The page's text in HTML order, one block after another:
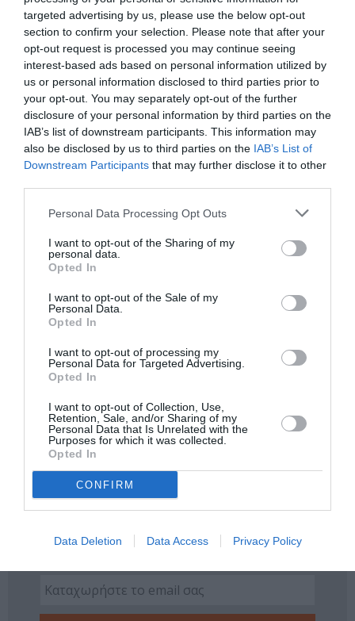
targeted advertising by us, please use the below opt-out
section to confirm your selection. Please note that after your
opt-out request is processed you may continue seeing
interest-based ads based on personal information utilized by
us or personal information disclosed to third parties prior to
your opt-out. You may separately opt-out of the further
disclosure of your personal information by third parties on the
IAB’s list of downstream participants. This information may
also be disclosed by us to third parties on the IAB’s List of
Downstream Participants that may further disclose it to other
Personal Data Processing Opt Outs
I want to opt-out of the Sharing of my
personal data.
Opted In
I want to opt-out of the Sale of my
Personal Data.
Opted In
I want to opt-out of processing my
Personal Data for Targeted Advertising.
Opted In
I want to opt-out of Collection, Use,
Retention, Sale, and/or Sharing of my
Personal Data that Is Unrelated with the
Purposes for which it was collected.
Opted In
CONFIRM
Data Deletion Data Access Privacy Policy
Μουσική Βιβλιοθήκη, Μέγαρο Μουσικής Αθηνών,
Βασ. Σοφίας & Κόκκαλη, Αθήνα
Μέγαρο Μουσικής Αθηνών
Eισιτήρια:
ΑMEΑ, φοιτητικό, άνεργοι, 14€, early bird 14€,
προπώληση 16€, κανονικό 18€
Πληροφορίες / Κρατήσεις:
mmb.org.gr
Ακολουθήστε το Culturenow.gr στο Google News
Δείτε όλα τατελευταία νέα
για την Τέχνη και τον
Πολιτισμό στο
Νέοι Διαγωνισμοί
Tags
JAZZ - BLUES - ETHNIC
ΕΝΤΕΧΝΟ - ΛΑΪΚΟ - ΠΑΡΑΔΟΣΙΑΚΗ
ΣΥΝΑΥΛΙΕΣ 2026
ΦΩΤΕΙΝΗ ΠΑΠΑΔΟΔΗΜΑ
Newsletter
Κάθε βδομάδα στο e-mail σας τα τελευταία νέα για